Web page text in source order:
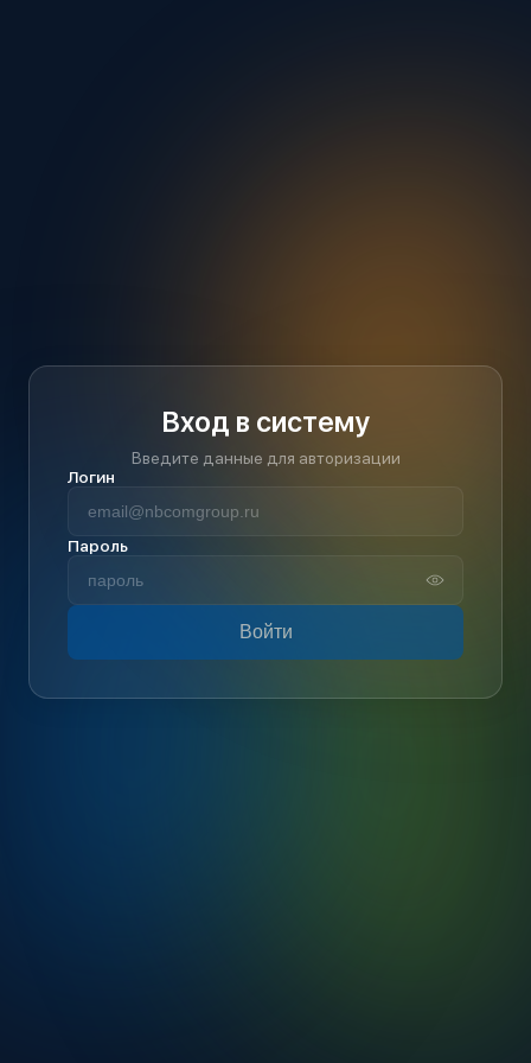
Вход в систему
Введите данные для авторизации
Логин
Пароль
Войти